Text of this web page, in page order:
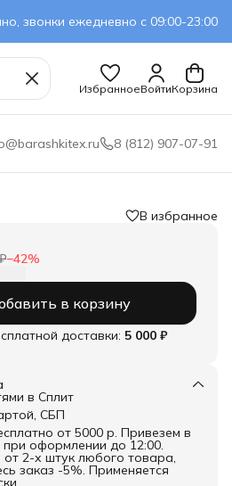
звонки ежедневно с 09:00-23:00
ИзбранноеВойтиКорзина
8 (812) 907-07-91
В избранное
−42%
в корзину
доставки: 5 000 ₽
в Сплит
СБП
от 5000 р. Привезем в
при оформлении до 12:00.
от 2-х штук любого товара,
заказ -5%. Применяется